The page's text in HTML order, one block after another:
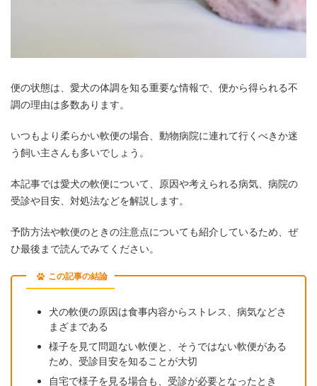
便の状態は、愛犬の体調を知る重要な情報で、便から得られる不
調の理由は多数あります。
いつもより柔らかい軟便の場合、動物病院に連れて行くべきか迷
う飼い主さんも多いでしょう。
本記事では愛犬の軟便について、原因や考えられる病気、病院の
受診や目安、対処法などを解説します。
予防方法や軟便のときの注意点についても紹介しているため、ぜ
ひ最後まで読んでみてください。
この記事の結論
犬の軟便の原因は食事内容からストレス、病気などさ
まざまである
様子を見て問題ない軟便と、そうではない軟便がある
ため、受診目安を知ることが大切
自宅で様子を見る場合も、受診が必要となったとき